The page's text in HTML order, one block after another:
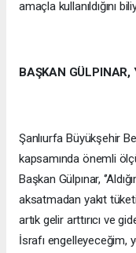
amaçla kullanıldığını
BAŞKAN GÜLPINAR,
Şanlıurfa Büyükşehir
kapsamında önemli
Başkan Gülpınar,
aksatmadan yakıt
artık gelir arttırıcı ve
İsrafı engelleyeceğim,